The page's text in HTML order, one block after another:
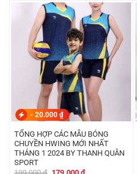
- 20.000 ₫
TỔNG HỢP CÁC MẪU BÓNG
CHUYỀN HWING MỚI NHẤT
THÁNG 1 2024 BY THANH QUÂN
SPORT
Giá
Giá